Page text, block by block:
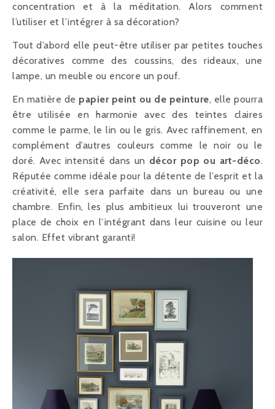
concentration et à la méditation. Alors comment
l’utiliser et l’intégrer à sa décoration?
Tout d’abord elle peut-être utiliser par petites touches
décoratives comme des coussins, des rideaux, une
lampe, un meuble ou encore un pouf.
En matière de papier peint ou de peinture, elle pourra
être utilisée en harmonie avec des teintes claires
comme le parme, le lin ou le gris. Avec raffinement, en
complément d’autres couleurs comme le noir ou le
doré. Avec intensité dans un décor pop ou art-déco.
Réputée comme idéale pour la détente de l’esprit et la
créativité, elle sera parfaite dans un bureau ou une
chambre. Enfin, les plus ambitieux lui trouveront une
place de choix en l’intégrant dans leur cuisine ou leur
salon. Effet vibrant garanti!